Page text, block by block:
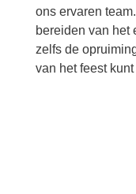
ons ervaren
bereiden van het
zelfs de
van het feest